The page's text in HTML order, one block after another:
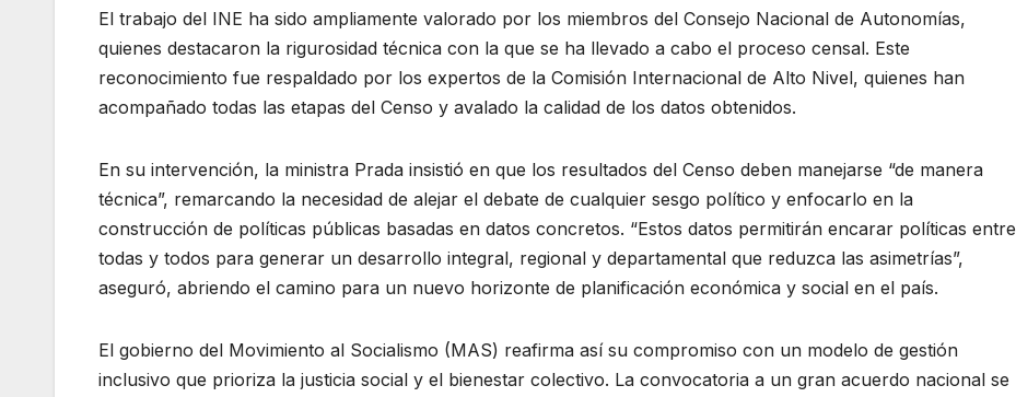
El trabajo del INE ha sido ampliamente valorado por los miembros del Consejo Nacional de Autonomías,
quienes destacaron la rigurosidad técnica con la que se ha llevado a cabo el proceso censal. Este
reconocimiento fue respaldado por los expertos de la Comisión Internacional de Alto Nivel, quienes han
acompañado todas las etapas del Censo y avalado la calidad de los datos obtenidos.
En su intervención, la ministra Prada insistió en que los resultados del Censo deben manejarse “de manera
técnica”, remarcando la necesidad de alejar el debate de cualquier sesgo político y enfocarlo en la
construcción de políticas públicas basadas en datos concretos. “Estos datos permitirán encarar políticas entre
todas y todos para generar un desarrollo integral, regional y departamental que reduzca las asimetrías”,
aseguró, abriendo el camino para un nuevo horizonte de planificación económica y social en el país.
El gobierno del Movimiento al Socialismo (MAS) reafirma así su compromiso con un modelo de gestión
inclusivo que prioriza la justicia social y el bienestar colectivo. La convocatoria a un gran acuerdo nacional se